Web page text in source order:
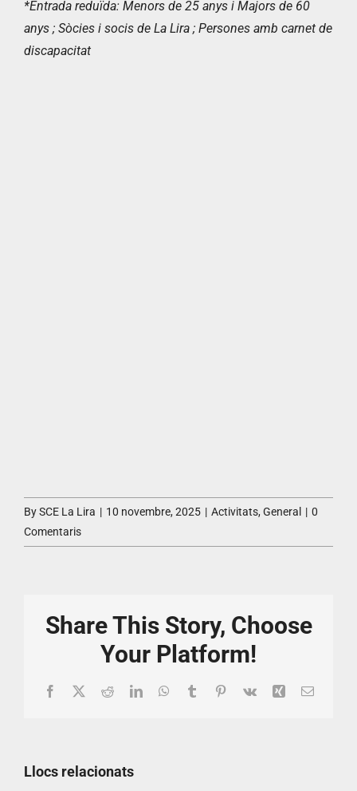
*Entrada reduïda: Menors de 25 anys i Majors de 60
anys ; Sòcies i socis de La Lira ; Persones amb carnet de
discapacitat
BySCE La Lira | 10 novembre, 2025 | Activitats,General | 0
Comentaris
Share This Story, Choose
Your Platform!
Facebook
X RedditLinkedInWhatsApp
TumblrPinterest
Vk Xing Email:
Llocs relacionats